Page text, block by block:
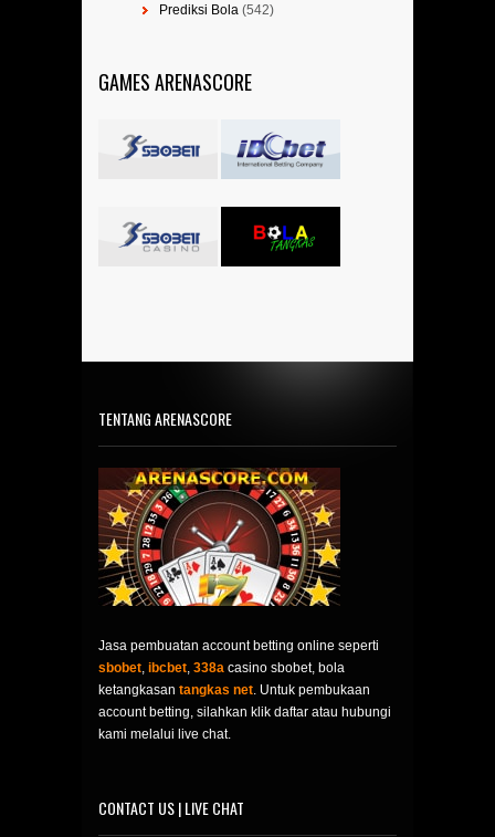
Prediksi Bola (542)
GAMES ARENASCORE
TENTANG ARENASCORE
Jasa pembuatan account betting online seperti
sbobet, ibcbet, 338a casino sbobet, bola
ketangkasan tangkas net. Untuk pembukaan
account betting, silahkan klik daftar atau hubungi
kami melalui live chat.
CONTACT US | LIVE CHAT